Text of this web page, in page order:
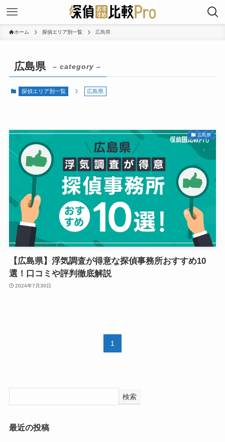
ホーム 探偵エリア別一覧 広島県
広島県 – category –
探偵エリア別一覧 広島県
広島県
【広島県】浮気調査が得意な探偵事務所おすすめ10
選！口コミや評判徹底解説
2024年7月30日
1
検索
最近の投稿